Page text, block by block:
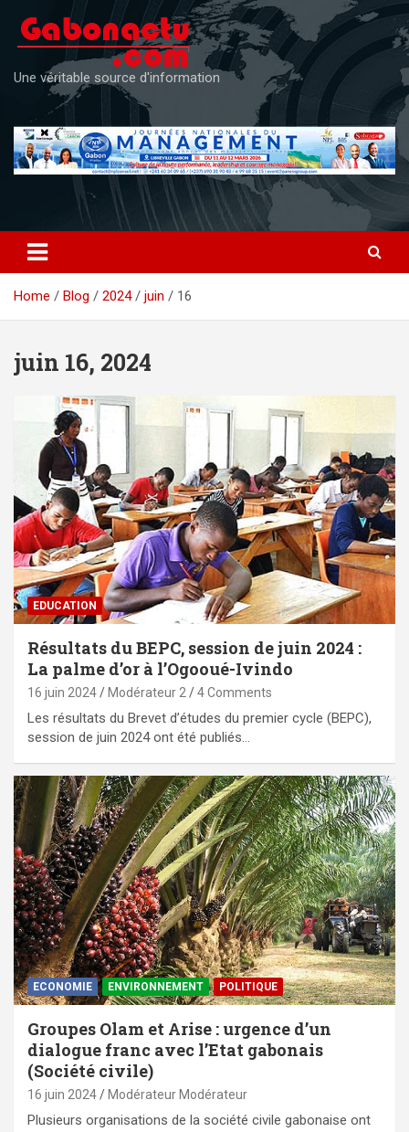
content
Une véritable source d'information
Home Blog 2024 juin 16
juin 16, 2024
EDUCATION
Résultats du BEPC, session de juin 2024 :
La palme d’or à l’Ogooué-Ivindo
16 juin 2024 Modérateur 2 4 Comments
Les résultats du Brevet d’études du premier cycle (BEPC),
session de juin 2024 ont été publiés…
ECONOMIE ENVIRONNEMENT POLITIQUE
Groupes Olam et Arise : urgence d’un
dialogue franc avec l’Etat gabonais
(Société civile)
16 juin 2024 Modérateur Modérateur
Plusieurs organisations de la société civile gabonaise ont